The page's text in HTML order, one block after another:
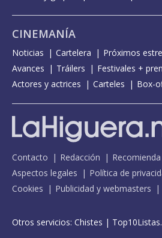
CINEMANÍA
Noticias Cartelera Próximos
Avances
Tráilers
Festivales +
Actores y actrices
Carteles Box-
Contacto Redacción Recomienda
Aspectos legales
Política de
Cookies
Publicidad y webmasters
Otros servicios: Chistes |